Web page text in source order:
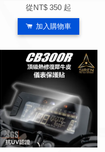
從NT$ 350 起
加入購物車